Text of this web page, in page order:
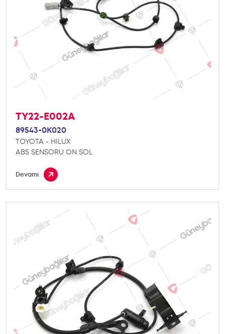
TY22-E002A
89543-0K020
TOYOTA - HILUX
ABS SENSORU ON SOL
Devamı